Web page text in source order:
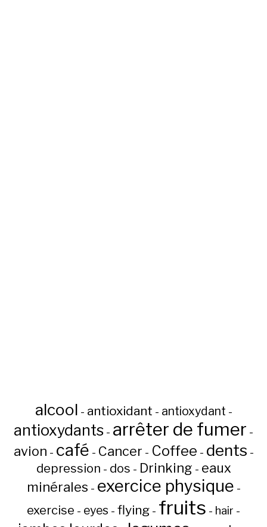
alcool - antioxidant - antioxydant -
antioxydants - arrêter de fumer -
avion - café - Cancer - Coffee - dents -
depression - dos - Drinking - eaux
minérales - exercice physique -
exercise - eyes - flying - fruits - hair -